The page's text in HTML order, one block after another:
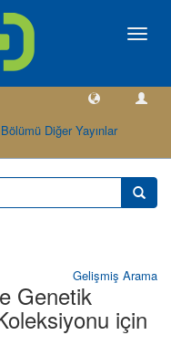
Geçiş
Diğer Yayınlar
Gelişmiş Arama
Genetik
için